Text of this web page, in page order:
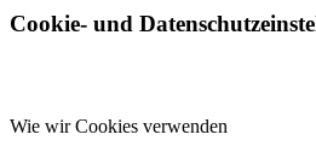
Cookie- und
Wie wir Cookies verwenden